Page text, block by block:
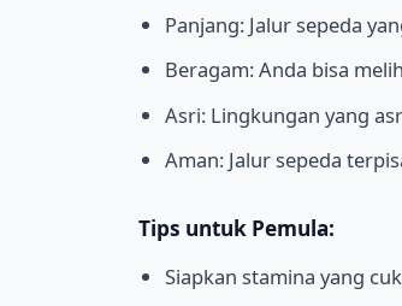
Panjang: Jalur sepeda
Beragam: Anda bisa
Asri: Lingkungan yang
Aman: Jalur sepeda
Tips untuk Pemula:
Siapkan stamina yang